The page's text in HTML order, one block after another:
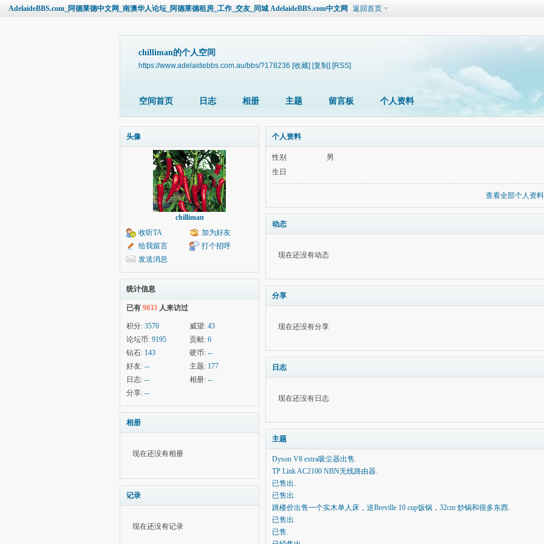
AdelaideBBS.com_阿德莱德中文网_南澳华人论坛_阿德莱德租房_工作_交友_同城 AdelaideBBS.com中文网 返回首页
chilliman的个人空间
https://www.adelaidebbs.com.au/bbs/?178236 [收藏] [复制] [RSS]
空间首页 日志 相册 主题 留言板 个人资料
头像
chilliman
收听TA
加为好友
给我留言
打个招呼
发送消息
统计信息
已有 9833 人来访过
积分: 3570 威望: 43
论坛币: 9195 贡献: 6
钻石: 143 硬币: --
好友: -- 主题: 177
日志: -- 相册: --
分享: --
相册
现在还没有相册
记录
现在还没有记录
个人资料
性别
男
生日
查看全部个人资料
动态
现在还没有动态
分享
现在还没有分享
日志
现在还没有日志
主题
Dyson V8 extra吸尘器出售.
TP Link AC2100 NBN无线路由器.
已售出.
已售出.
跳楼价出售一个实木单人床，送Breville 10 cup饭锅，32cm 炒锅和很多东西.
已售出.
已售.